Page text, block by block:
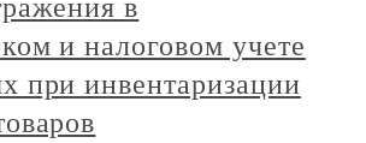
и налоговом учете
при инвентаризации